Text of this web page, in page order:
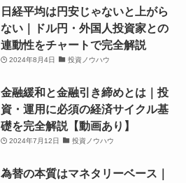
日経平均は円安じゃないと上がら
ない｜ドル円・外国人投資家との
連動性をチャートで完全解説
2024年8月4日 投資ノウハウ
金融緩和と金融引き締めとは｜投
資・運用に必須の経済サイクル基
礎を完全解説【動画あり】
2024年7月12日 投資ノウハウ
為替の本質はマネタリーベース｜